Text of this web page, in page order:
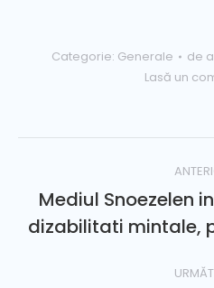
Categorie: Generale de
Lasă un
Mediul Snoezelen
dizabilitati mintale,